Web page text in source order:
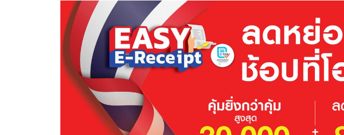
โฮม
โปร
จัด
โปร ช้อป
สนุก
ลด
หย่อน